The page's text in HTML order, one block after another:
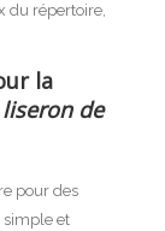
du répertoire,
la
de
pour des
simple et